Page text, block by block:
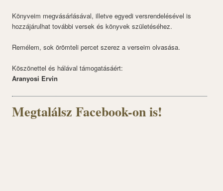
Könyveim megvásárlásával, illetve egyedi versrendelésével is
hozzájárulhat további versek és könyvek születéséhez.
Remélem, sok örömteli percet szerez a verseim olvasása.
Köszönettel és hálával támogatásáért:
Aranyosi Ervin
Megtalálsz Facebook-on is!